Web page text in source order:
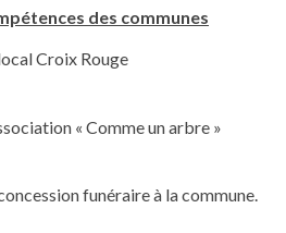
des communes
Croix Rouge
« Comme un arbre »
funéraire à la commune.